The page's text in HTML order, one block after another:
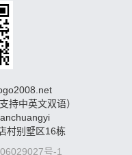
持中英文双语）
村别墅区16栋
号-1